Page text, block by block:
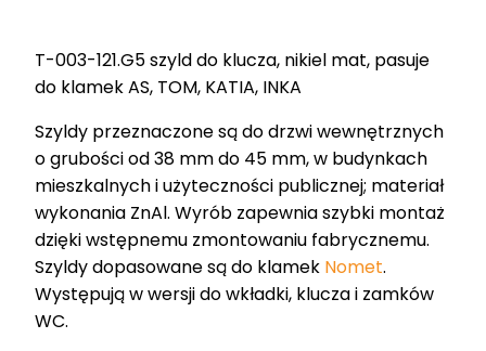
T-003-121.G5 szyld do klucza, nikiel mat, pasuje
do klamek AS, TOM, KATIA, INKA
Szyldy przeznaczone są do drzwi wewnętrznych
o grubości od 38 mm do 45 mm, w budynkach
mieszkalnych i użyteczności publicznej; materiał
wykonania ZnAl. Wyrób zapewnia szybki montaż
dzięki wstępnemu zmontowaniu fabrycznemu.
Szyldy dopasowane są do klamek Nomet.
Występują w wersji do wkładki, klucza i zamków
WC.